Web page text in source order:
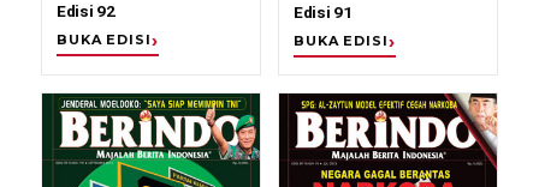
Edisi 92
BUKA EDISI
Edisi 91
BUKA EDISI